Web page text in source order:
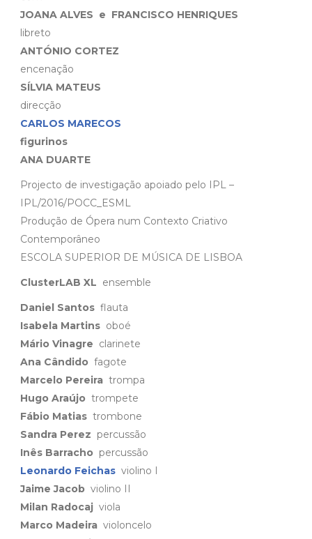
JOANA ALVES e FRANCISCO HENRIQUES
libreto
ANTÓNIO CORTEZ
encenação
SÍLVIA MATEUS
direcção
CARLOS MARECOS
figurinos
ANA DUARTE
Projecto de investigação apoiado pelo IPL –
IPL/2016/POCC_ESML
Produção de Ópera num Contexto Criativo
Contemporâneo
ESCOLA SUPERIOR DE MÚSICA DE LISBOA
ClusterLAB XL ensemble
Daniel Santos flauta
Isabela Martins oboé
Mário Vinagre clarinete
Ana Cândido fagote
Marcelo Pereira trompa
Hugo Araújo trompete
Fábio Matias trombone
Sandra Perez percussão
Inês Barracho percussão
Leonardo Feichas violino I
Jaime Jacob violino II
Milan Radocaj viola
Marco Madeira violoncelo